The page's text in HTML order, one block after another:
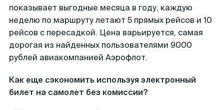
показывает выгодные месяца в году, каждую
неделю по маршруту летают 5 прямых рейсов и 10
рейсов с пересадкой. Цена варьируется, самая
дорогая из найденных пользователями 9000
рублей авиакомпанией Аэрофлот.
Как еще сэкономить используя электронный
билет на самолет без комиссии?